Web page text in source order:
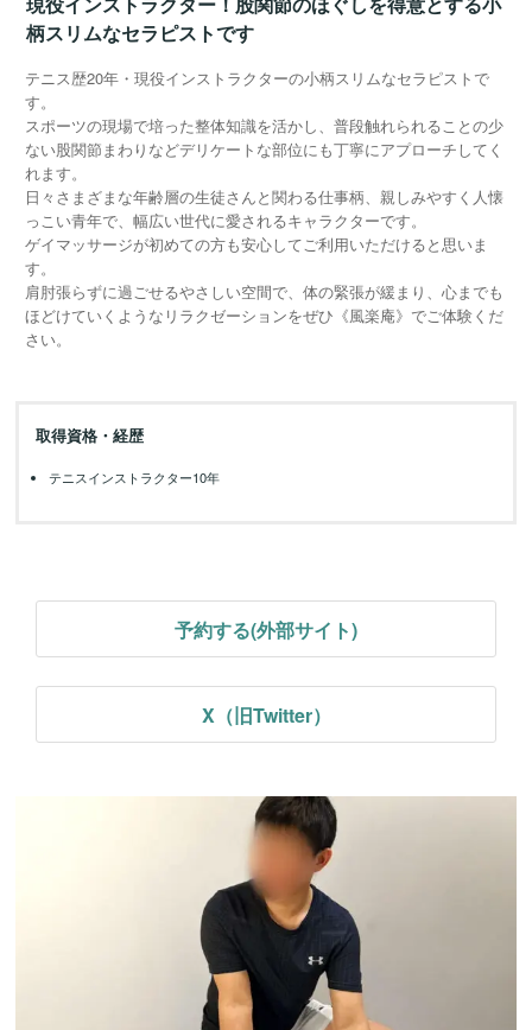
柄スリムなセラピストです
テニス歴20年・現役インストラクターの小柄スリムなセラピストで
す。
スポーツの現場で培った整体知識を活かし、普段触れられることの少
ない股関節まわりなどデリケートな部位にも丁寧にアプローチしてく
れます。
日々さまざまな年齢層の生徒さんと関わる仕事柄、親しみやすく人懐
っこい青年で、幅広い世代に愛されるキャラクターです。
ゲイマッサージが初めての方も安心してご利用いただけると思いま
す。
肩肘張らずに過ごせるやさしい空間で、体の緊張が緩まり、心までも
ほどけていくようなリラクゼーションをぜひ《風楽庵》でご体験くだ
さい。
取得資格・経歴
テニスインストラクター10年
予約する(外部サイト)
X（旧Twitter）